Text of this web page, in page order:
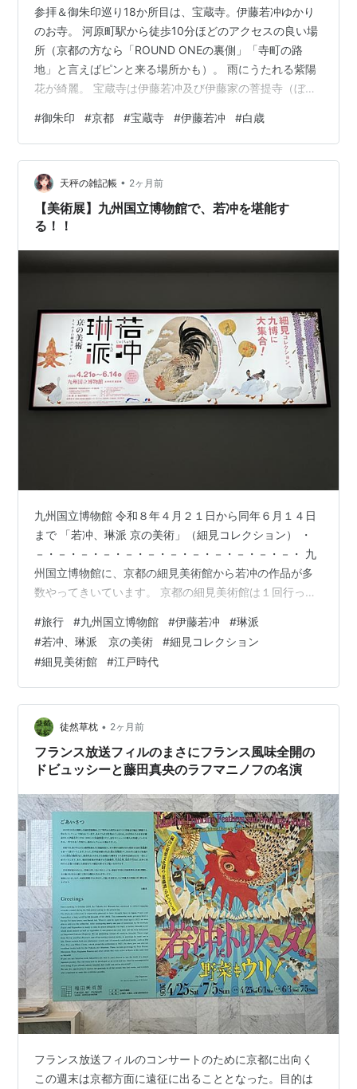
参拝＆御朱印巡り18か所目は、宝蔵寺。伊藤若冲ゆかり
のお寺。 河原町駅から徒歩10分ほどのアクセスの良い場
所（京都の方なら「ROUND ONEの裏側」「寺町の路
地」と言えばピンと来る場所かも）。 雨にうたれる紫陽
花が綺麗。 宝蔵寺は伊藤若冲及び伊藤家の菩提寺（ぼだ
御朱印をいただきました。初めての見開きパターン。 御
朱印に記載されている「白歳（はくさい）」とは伊藤若
冲の弟。生家のあった錦市場の青物問屋を兄・若冲に代
わって継いだ人物。若冲の影響を受けながら絵を描いて
いたそうです。 お参り後、大丸でお土産を買って帰路に
（写真の生クリームシフォンサン…
#御朱印 #京都 #宝蔵寺 #伊藤若冲 #白歳
天秤の雑記帳 • 2ヶ月前
【美術展】九州国立博物館で、若冲を堪能す
る！！
九州国立博物館 令和８年４月２１日から同年６月１４日
まで 「若冲、琳派 京の美術」（細見コレクション） ・
－・－・－・－・－・－・－・－・－・－・－・－・ 九
州国立博物館に、京都の細見美術館から若冲の作品が多
数やってきいています。 京都の細見美術館は１回行った
う印象を受けたことを覚えていますが、駅から歩いたこ
とも記憶しています。 ＜PR＞ さて、九州へ戻ってき
て・・・。 太宰府天満宮の方から博物館へ行ったのです
が、道中にある池に花菖蒲が咲いていまして、すごくき
れいでした。 もう終わり頃なのか花自体に元気がないも
のもありましたが、天気が良かったこ…
#旅行 #九州国立博物館 #伊藤若冲 #琳派
#若冲、琳派 京の美術 #細見コレクション
#細見美術館 #江戸時代
徒然草枕 • 2ヶ月前
フランス放送フィルのまさにフランス風味全開の
ドビュッシーと藤田真央のラフマニノフの名演
フランス放送フィルのコンサートのために京都に出向く
この週末は京都方面に遠征に出ることとなった。目的は